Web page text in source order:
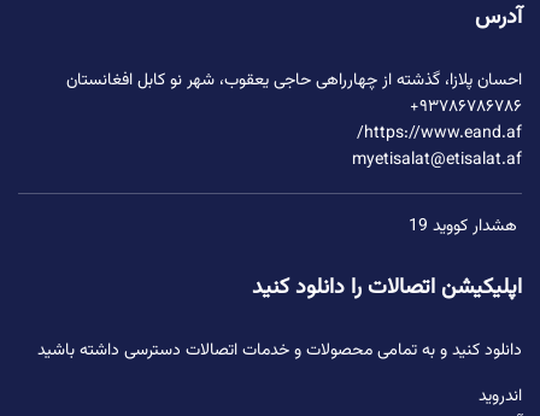
آدرس
احسان پلازا، گذشته از چهارراهی حاجی یعقوب، شهر نو کابل افغانستان
۹۳۷۸۶۷۸۶۷۸۶+
https://www.eand.af/
myetisalat@etisalat.af
هشدار کووید 19
اپلیکیشن اتصالات را دانلود کنید
دانلود کنید و به تمامی محصولات و خدمات اتصالات دسترسی داشته باشید
اندروید